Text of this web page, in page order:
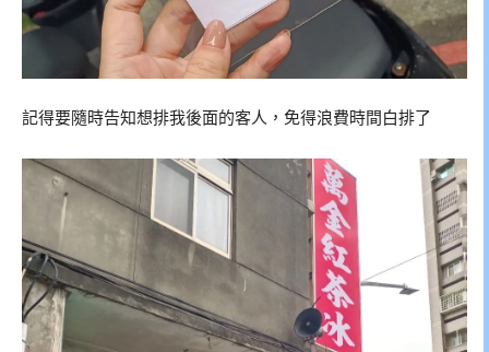
記得要隨時告知想排我後面的客人，免得浪費時間白排了